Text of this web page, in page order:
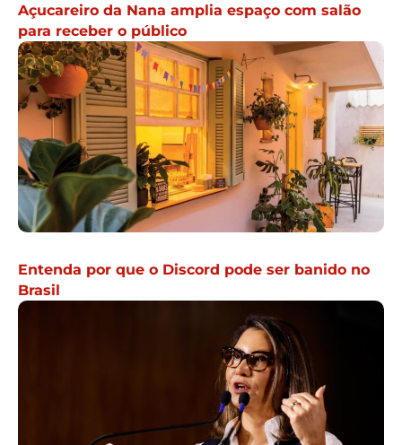
Açucareiro da Nana amplia espaço com salão
para receber o público
Entenda por que o Discord pode ser banido no
Brasil